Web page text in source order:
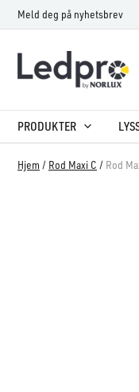
Hopp
rett
innholdet
Meld deg på nyhetsbrev
PRODUKTER
Hjem / Rod Maxi C / Rod